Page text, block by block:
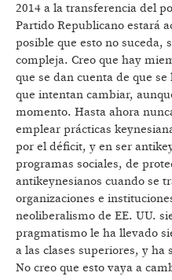
2014 a la transferencia del
Partido Republicano estará
posible que esto no suceda,
compleja. Creo que hay
que se dan cuenta de que
que intentan cambiar,
momento. Hasta ahora
emplear prácticas
por el déficit, y en ser
programas sociales, de
antikeynesianos cuando se
organizaciones e
neoliberalismo de EE. UU.
pragmatismo le ha llevado
a las clases superiores, y
No creo que esto vaya a